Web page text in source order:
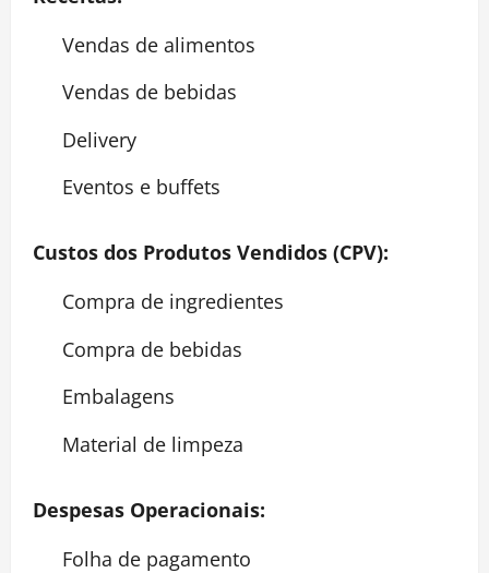
Vendas de alimentos
Vendas de bebidas
Delivery
Eventos e buffets
Custos dos Produtos Vendidos (CPV):
Compra de ingredientes
Compra de bebidas
Embalagens
Material de limpeza
Despesas Operacionais:
Folha de pagamento